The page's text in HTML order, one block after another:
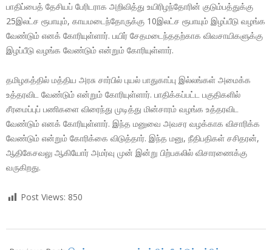
பாதிப்பைத் தேசியப் பேரிடராக அறிவித்து உயிரிழந்தோரின் குடும்பத்துக்கு
25இலட்ச ரூபாயும், காயமடைந்தோருக்கு 10இலட்ச ரூபாயும் இழப்பீடு வழங்க
வேண்டும் எனக் கோரியுள்ளார். பயிர் சேதமடைந்ததற்காக விவசாயிகளுக்கு
இழப்பீடு வழங்க வேண்டும் என்றும் கோரியுள்ளார்.
தமிழகத்தில் மத்திய அரசு சார்பில் புயல் பாதுகாப்பு இல்லங்கள் அமைக்க
உத்தரவிட வேண்டும் என்றும் கோரியுள்ளார். பாதிக்கப்பட்ட பகுதிகளில்
சீரமைப்புப் பணிகளை விரைந்து முடித்து மின்சாரம் வழங்க உத்தரவிட
வேண்டும் எனக் கோரியுள்ளார். இந்த மனுவை அவசர வழக்காக விசாரிக்க
வேண்டும் என்றும் கோரிக்கை விடுத்தார். இந்த மனு, நீதிபதிகள் சசிதரன்,
ஆதிகேசவலு ஆகியோர் அமர்வு முன் இன்று பிற்பகலில் விசாரணைக்கு
வருகிறது.
Post Views: 850